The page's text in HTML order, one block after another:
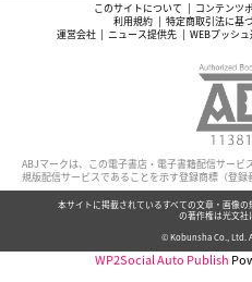
このサイトについて コンテンツ
利用規約
特定商取引法に基
運営会社
ニュース提供先 WEBプッシ
ABJマークは、この電子書店・電子書籍配信サー
規版配信サービスであることを示す登録商標（登録
本サイトに掲載されているすべての文章・画像
の著作権は光文社
© Kobunsha Co., Ltd.
WP2Social Auto Publish